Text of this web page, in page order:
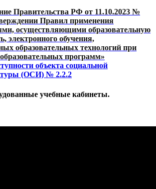
Правительства РФ от 11.10.2023 №
Правил применения
осуществляющими образовательную
электронного обучения,
образовательных технологий при
программ»
объекта социальной
(ОСИ) № 2.2.2
учебные кабинеты.